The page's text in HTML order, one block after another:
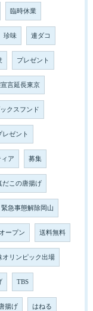
臨時休業
珍味 連ダコ
プレゼント
言延長東京
クスフンド
レゼント
ィア 募集
だこの唐揚げ
緊急事態解除岡山
ープン 送料無料
オリンピック出場
TBS
唐揚げ はねる